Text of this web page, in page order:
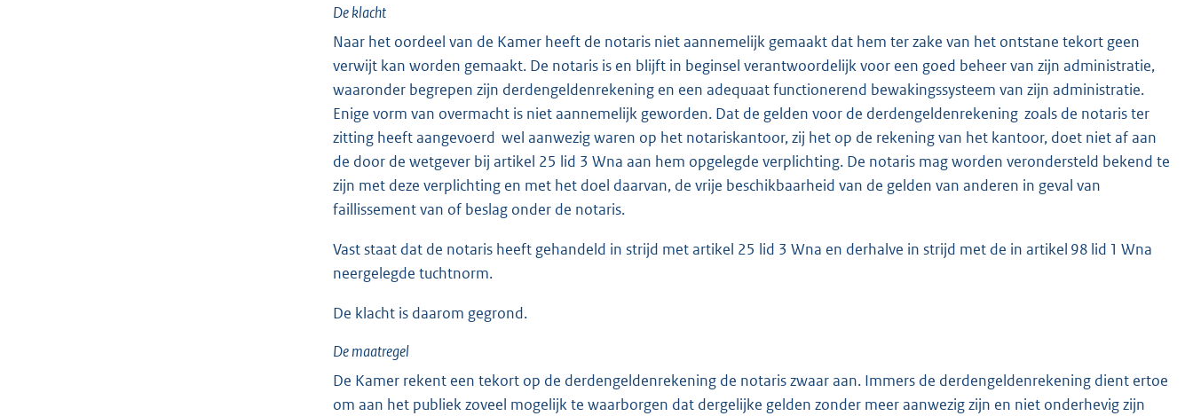
De klacht
Naar het oordeel van de Kamer heeft de notaris niet aannemelijk gemaakt dat hem ter zake van het ontstane tekort geen
verwijt kan worden gemaakt. De notaris is en blijft in beginsel verantwoordelijk voor een goed beheer van zijn administratie,
waaronder begrepen zijn derdengeldenrekening en een adequaat functionerend bewakingssysteem van zijn administratie.
Enige vorm van overmacht is niet aannemelijk geworden. Dat de gelden voor de derdengeldenrekening ­ zoals de notaris ter
zitting heeft aangevoerd ­ wel aanwezig waren op het notariskantoor, zij het op de rekening van het kantoor, doet niet af aan
de door de wetgever bij artikel 25 lid 3 Wna aan hem opgelegde verplichting. De notaris mag worden verondersteld bekend te
zijn met deze verplichting en met het doel daarvan, de vrije beschikbaarheid van de gelden van anderen in geval van
faillissement van of beslag onder de notaris.
Vast staat dat de notaris heeft gehandeld in strijd met artikel 25 lid 3 Wna en derhalve in strijd met de in artikel 98 lid 1 Wna
neergelegde tuchtnorm.
De klacht is daarom gegrond.
De maatregel
De Kamer rekent een tekort op de derdengeldenrekening de notaris zwaar aan. Immers de derdengeldenrekening dient ertoe
om aan het publiek zoveel mogelijk te waarborgen dat dergelijke gelden zonder meer aanwezig zijn en niet onderhevig zijn